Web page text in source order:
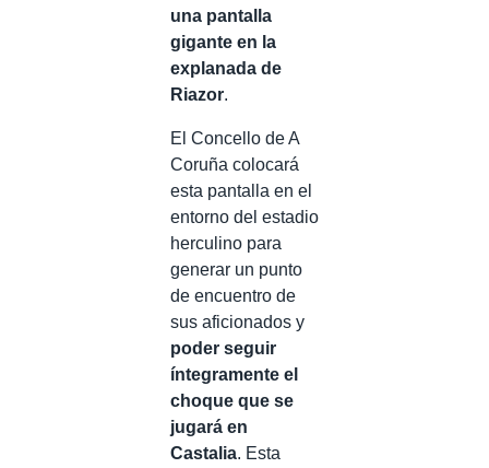
una pantalla
gigante en la
explanada de
Riazor.
El Concello de A
Coruña colocará
esta pantalla en el
entorno del estadio
herculino para
generar un punto
de encuentro de
sus aficionados y
poder seguir
íntegramente el
choque que se
jugará en
Castalia. Esta